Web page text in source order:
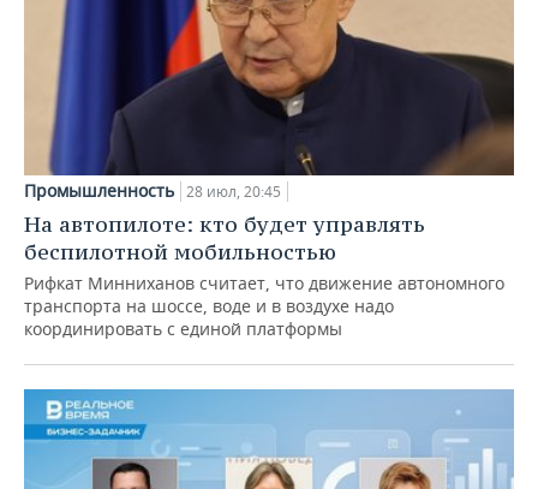
Промышленность 28 июл, 20:45
На автопилоте: кто будет управлять
беспилотной мобильностью
Рифкат Минниханов считает, что движение автономного
транспорта на шоссе, воде и в воздухе надо
координировать с единой платформы